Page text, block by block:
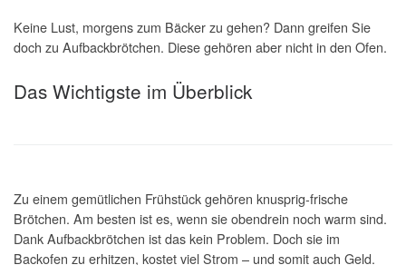
Keine Lust, morgens zum Bäcker zu gehen? Dann greifen Sie
doch zu Aufbackbrötchen. Diese gehören aber nicht in den Ofen.
Das Wichtigste im Überblick
Zu einem gemütlichen Frühstück gehören knusprig-frische
Brötchen. Am besten ist es, wenn sie obendrein noch warm sind.
Dank Aufbackbrötchen ist das kein Problem. Doch sie im
Backofen zu erhitzen, kostet viel Strom – und somit auch Geld.